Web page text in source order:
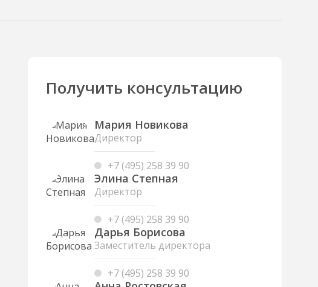
Получить консультацию
Мария Новикова
Директор
+7 (495) 258 39 90
Элина Степная
Директор
+7 (495) 258 39 90
Дарья Борисова
Заместитель директора
+7 (495) 258 39 90